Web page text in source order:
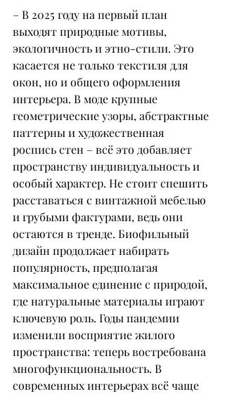
– В 2025 году на первый план
выходят природные мотивы,
экологичность и этно-стили. Это
касается не только текстиля для
окон, но и общего оформления
интерьера. В моде крупные
геометрические узоры, абстрактные
паттерны и художественная
роспись стен – всё это добавляет
пространству индивидуальность и
особый характер. Не стоит спешить
расставаться с винтажной мебелью
и грубыми фактурами, ведь они
остаются в тренде. Биофильный
дизайн продолжает набирать
популярность, предполагая
максимальное единение с природой,
где натуральные материалы играют
ключевую роль. Годы пандемии
изменили восприятие жилого
пространства: теперь востребована
многофункциональность. В
современных интерьерах всё чаще